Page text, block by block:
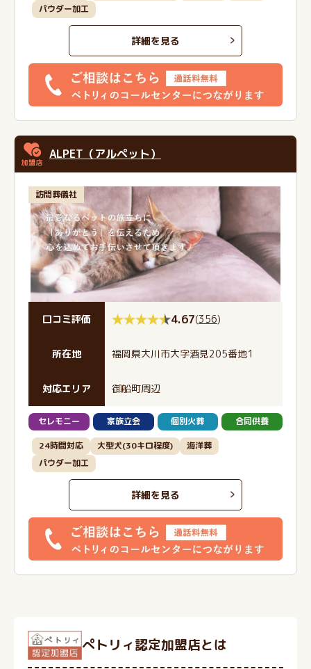
パウダー加工
詳細を見る
ALPET（アルペット）
訪問葬儀社
口コミ評価 4.67(356)
所在地 福岡県大川市大字酒見205番地1
対応エリア 御船町周辺
セレモニー 家族立会 個別火葬 合同供養
24時間対応 大型犬(30キロ程度)
海洋葬
パウダー加工
詳細を見る
ぺトリィ認定加盟店とは